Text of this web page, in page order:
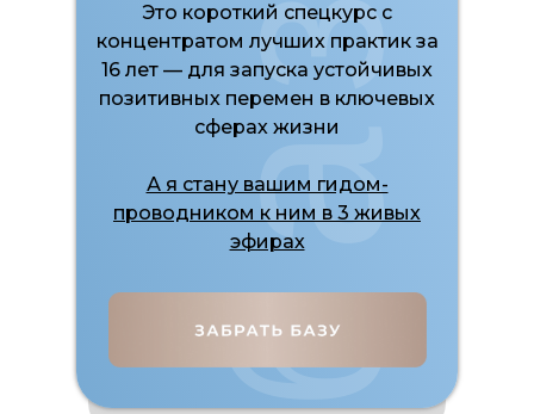
Это короткий спецкурс с
концентратом лучших практик за
16 лет — для запуска устойчивых
позитивных перемен в ключевых
сферах жизни
А я стану вашим гидом-
проводником к ним в 3 живых
эфирах